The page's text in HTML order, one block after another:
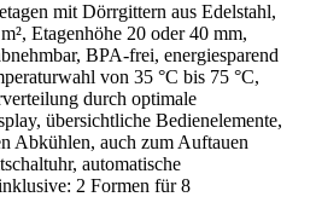
mit Dörrgittern aus Edelstahl,
Etagenhöhe 20 oder 40 mm,
BPA-frei, energiesparend
von 35 °C bis 75 °C,
durch optimale
übersichtliche Bedienelemente,
Abkühlen, auch zum Auftauen
automatische
2 Formen für 8